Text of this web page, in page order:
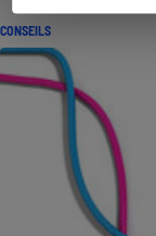
CONSEILS